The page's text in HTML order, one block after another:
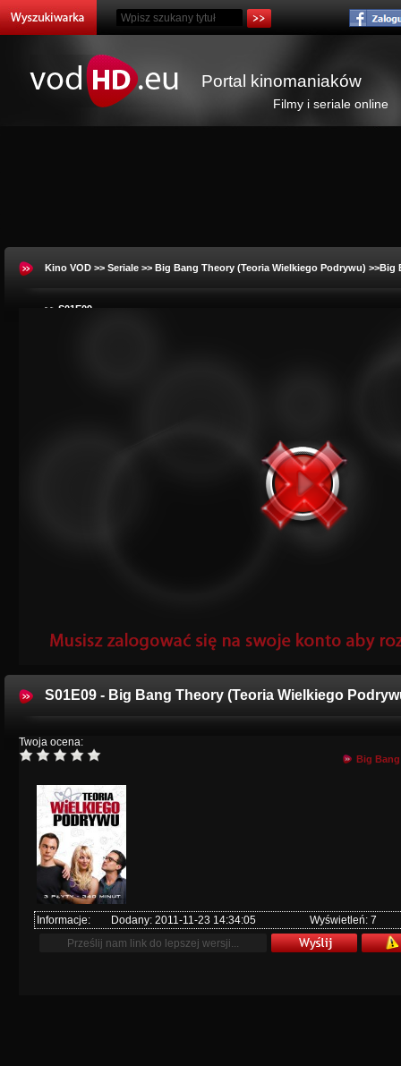
Portal kinomaniaków
Filmy i seriale online
Kino VOD >> Seriale >> Big Bang Theory (Teoria Wielkiego Podrywu) >>Big
>> S01E09
S01E09 - Big Bang Theory (Teoria Wielkiego
Twoja ocena:
Big
Informacje: Dodany: 2011-11-23 14:34:05 Wyświetleń: 7